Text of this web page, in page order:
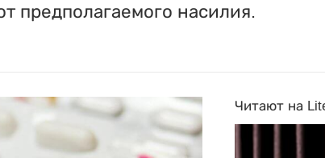
предполагаемого насилия.
Читают на